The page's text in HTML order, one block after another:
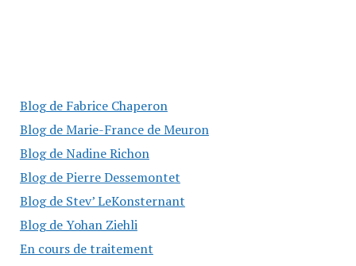
Blog de Fabrice Chaperon
Blog de Marie-France de Meuron
Blog de Nadine Richon
Blog de Pierre Dessemontet
Blog de Stev’ LeKonsternant
Blog de Yohan Ziehli
En cours de traitement